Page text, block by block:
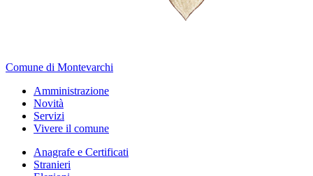
Comune di Montevarchi
Amministrazione
Novità
Servizi
Vivere il comune
Anagrafe e Certificati
Stranieri